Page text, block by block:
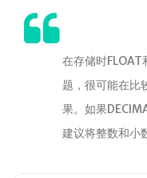
在存储时FLOAT
题，很可能在比
果。如果
建议将整数和小